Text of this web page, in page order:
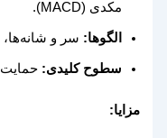
مکدی (MACD).
الگوها:سر و شانه‌ها،
سطوح کلیدی:حمایت
مزایا: